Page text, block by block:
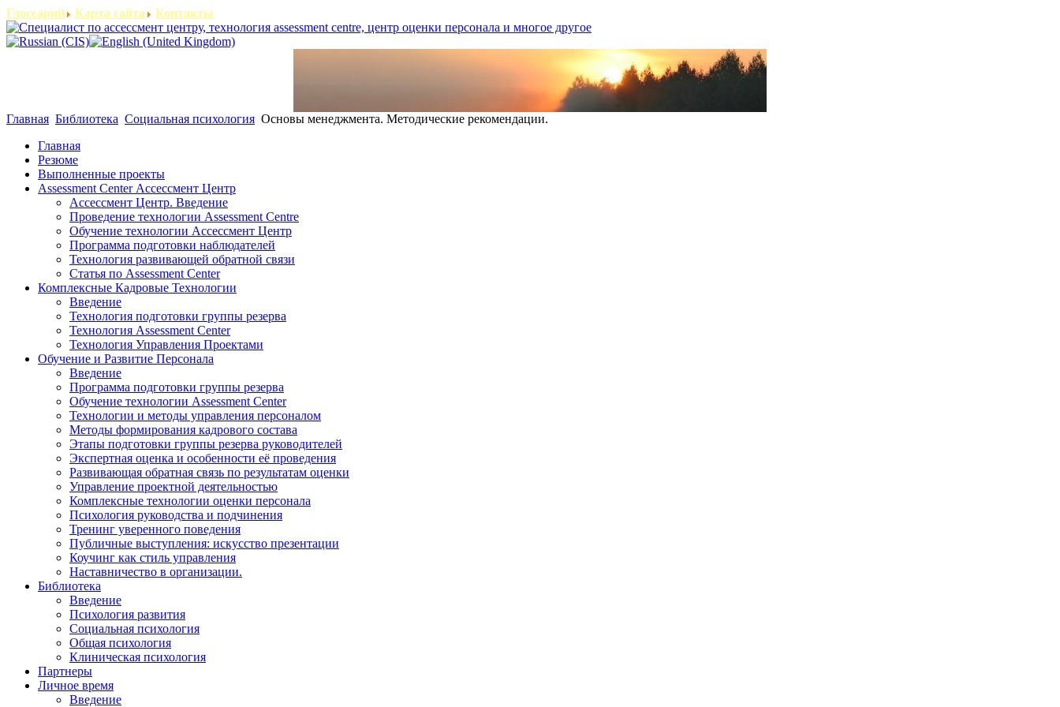
Глоссарий Карта сайта Контакты
Главная Библиотека Социальная психология Основы менеджмента. Методические рекомендации .
Главная
Резюме
Выполненные проекты
Assessment Center Ассессмент Центр
Ассессмент Центр. Введение
Проведение технологии Assessment Centre
Обучение технологии Ассессмент Центр
Программа подготовки наблюдателей
Технология развивающей обратной связи
Статья по Assessment Center
Комплексные Кадровые Технологии
Введение
Технология подготовки группы резерва
Технология Assessment Center
Технология Управления Проектами
Обучение и Развитие Персонала
Введение
Программа подготовки группы резерва
Обучение технологии Assessment Center
Технологии и методы управления персоналом
Методы формирования кадрового состава
Этапы подготовки группы резерва руководителей
Экспертная оценка и особенности её проведения
Развивающая обратная связь по результатам оценки
Управление проектной деятельностью
Комплексные технологии оценки персонала
Психология руководства и подчинения
Тренинг уверенного поведения
Публичные выступления: искусство презентации
Коучинг как стиль управления
Наставничество в организации.
Библиотека
Введение
Психология развития
Социальная психология
Общая психология
Клиническая психология
Партнеры
Личное время
Введение